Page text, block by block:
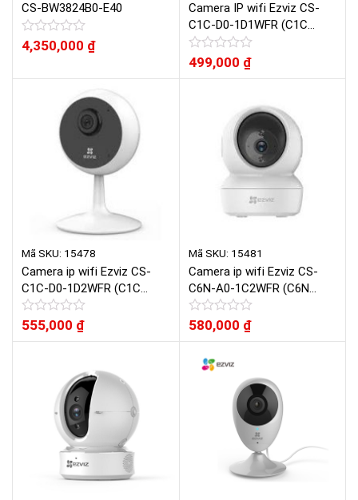
CS-BW3824B0-E40
Được
xếp
0
4,350,000 ₫
Camera IP wifi Ezviz CS-
C1C-D0-1D1WFR (C1C
720P)
Được
499,000 ₫
Mã SKU: 15478
Camera ip wifi Ezviz CS-
C1C-D0-1D2WFR (C1C
1080P)
Được
555,000 ₫
Mã SKU: 15481
Camera ip wifi Ezviz CS-
C6N-A0-1C2WFR (C6N
1080P)
Được
580,000 ₫